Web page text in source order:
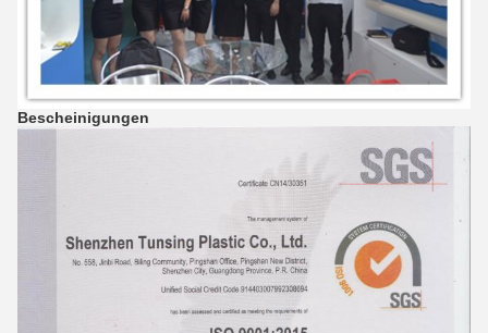
Bescheinigungen